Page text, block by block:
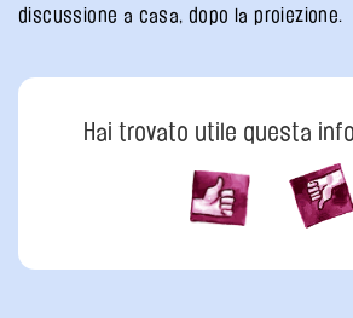
discussione a casa, dopo la proiezione.
Hai trovato utile questa